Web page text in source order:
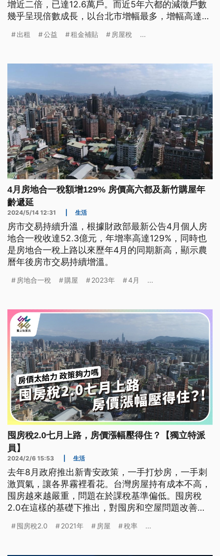
增近二倍，已達12.6萬戶。而近5年六都的減徵戶數
幾乎呈現倍數成長，以台北市增幅最多，增幅高達
應該思考透過稅制方式，讓更多房源有機會釋出到公
出租 公益 租金補貼 房屋稅 ...
4月房地合一稅額增129% 房價高六都及新竹購屋年
齡遞延
2024/5/14 12:31 生活
房市交易持續升溫，根據財政部最新公告4月個人房
地合一稅收達52.3億元，年增率高達129%，同時也
是房地合一稅上路以來歷年4月的同期新高，顯示農
曆年後房市交易持續增溫。
房地合一稅 購屋 2023年 4月 ...
囤房稅2.0七月上路，房價漲幅壓得住？【獨立特派
員】
2024/2/6 15:53 生活
去年8月政府推出新青安政策，一手打炒房，一手刺
激買氣，讓各界霧裡看花。台灣房屋持有成本不高，
囤房越來越嚴重，問題在於課稅基準偏低。囤房稅
2.0在這樣的基礎下推出，對囤房和空屋問題改善有
灣的居住問題如何解決？
囤房稅2.0 2021年 房屋 稅率 ...